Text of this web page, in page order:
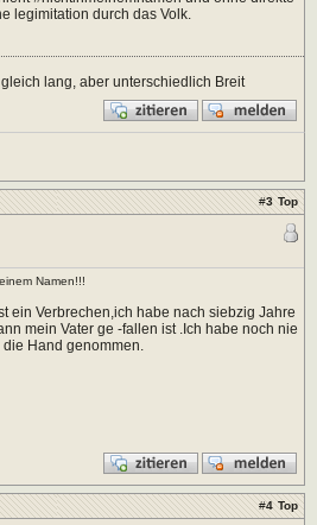
legimitation durch das Volk.
lang, aber unterschiedlich Breit
#3 Top
Namen!!!
ein Verbrechen,ich habe nach siebzig Jahre
mein Vater ge -fallen ist .Ich habe noch nie
Hand genommen.
#4 Top